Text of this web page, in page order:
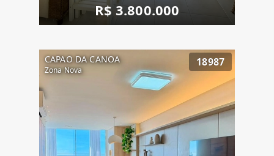
R$ 3.800.000
CAPAO DA CANOA
Zona Nova
18987